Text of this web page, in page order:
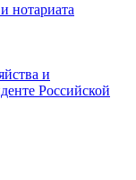
нотариата
и
Российской